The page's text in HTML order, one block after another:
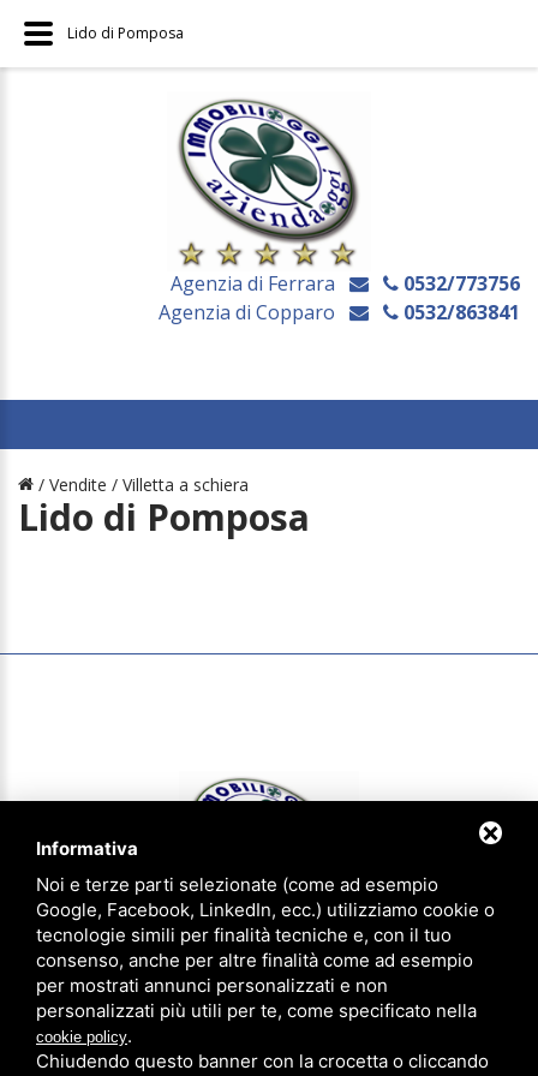
Agenzia di Ferrara
0532/773756
Agenzia di Copparo
0532/863841
/ Vendite / Villetta a schiera
Lido di Pomposa
IMMOBILIOGGI & aziendaoggi Gruppo Agenzie Riunite - P.IVA
01620540383 - CCIAA FE 183305 - Iscrizione num. 1814 ruolo agenti
immobiliari provincia di Ferrara
Privacy Policy
Informativa
Noi e terze parti selezionate (come ad esempio
Google, Facebook, LinkedIn, ecc.) utilizziamo cookie o
tecnologie simili per finalità tecniche e, con il tuo
consenso, anche per altre finalità come ad esempio
per mostrati annunci personalizzati e non
personalizzati più utili per te, come specificato nella
cookie policy.
Chiudendo questo banner con la crocetta o cliccando
Lido di Pomposa